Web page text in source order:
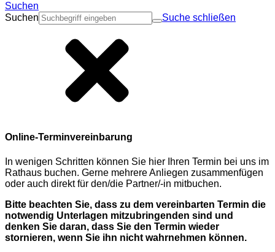
Suchen
Suchen
Suche schließen
Online-Terminvereinbarung
In wenigen Schritten können Sie hier Ihren Termin bei uns im
Rathaus buchen. Gerne mehrere Anliegen zusammenfügen
oder auch direkt für den/die Partner/-in mitbuchen.
Bitte beachten Sie, dass zu dem vereinbarten Termin die
notwendig Unterlagen mitzubringenden sind und
denken Sie daran, dass Sie den Termin wieder
stornieren, wenn Sie ihn nicht wahrnehmen können.